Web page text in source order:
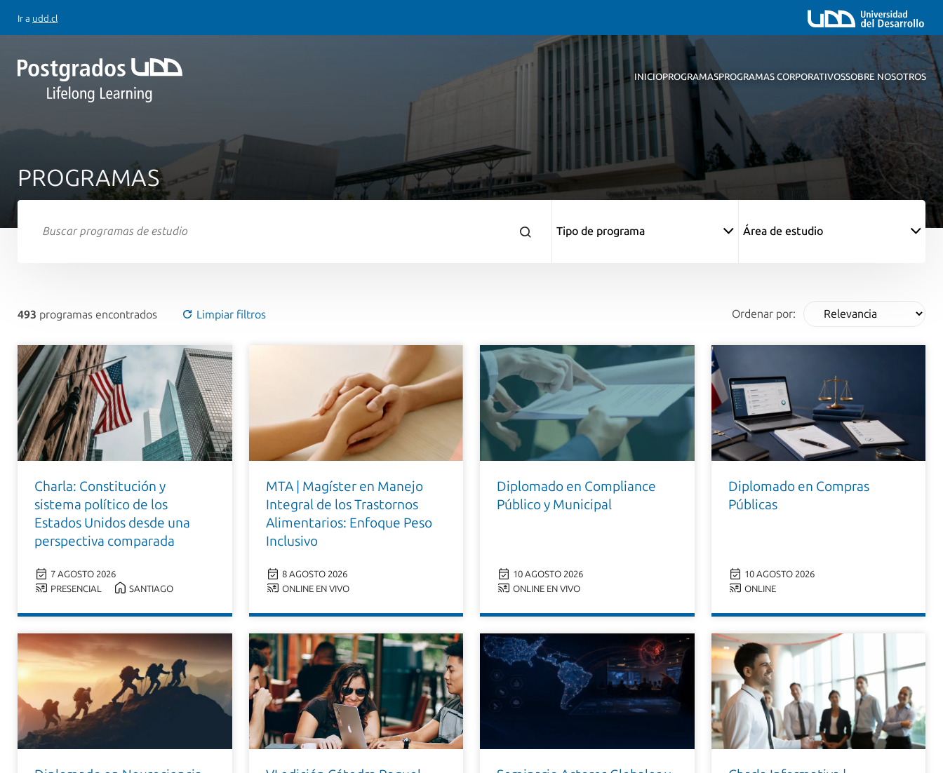
Ir a udd.cl
INICIOPROGRAMASPROGRAMAS CORPORATIVOSSOBRE NOSOTROS
PROGRAMAS
Tipo de programa Área de estudio
493 programas encontrados Limpiar filtros Ordenar por:
Charla: Constitución y
sistema político de los
Estados Unidos desde una
perspectiva comparada
7 AGOSTO 2026
PRESENCIAL
SANTIAGO
MTA | Magíster en Manejo
Integral de los Trastornos
Alimentarios: Enfoque Peso
Inclusivo
8 AGOSTO 2026
ONLINE EN VIVO
Diplomado en Compliance
Público y Municipal
10 AGOSTO 2026
ONLINE EN VIVO
Diplomado en Compras
Públicas
10 AGOSTO 2026
ONLINE